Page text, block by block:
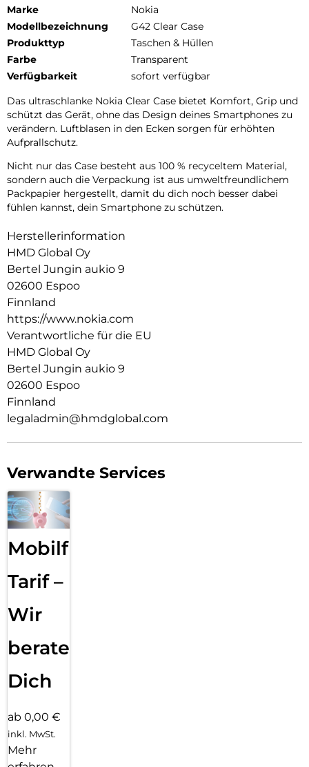
Marke
Nokia
Modellbezeichnung
G42 Clear Case
Produkttyp
Taschen & Hüllen
Farbe
Transparent
Verfügbarkeit
sofort verfügbar
Das ultraschlanke Nokia Clear Case bietet Komfort, Grip und
schützt das Gerät, ohne das Design deines Smartphones zu
verändern. Luftblasen in den Ecken sorgen für erhöhten
Aufprallschutz.
Nicht nur das Case besteht aus 100 % recyceltem Material,
sondern auch die Verpackung ist aus umweltfreundlichem
Packpapier hergestellt, damit du dich noch besser dabei
fühlen kannst, dein Smartphone zu schützen.
Herstellerinformation
HMD Global Oy
Bertel Jungin aukio 9
02600 Espoo
Finnland
https://www.nokia.com
Verantwortliche für die EU
HMD Global Oy
Bertel Jungin aukio 9
02600 Espoo
Finnland
legaladmin@hmdglobal.com
Verwandte Services
Mobilfunk
Tarif –
Wir
beraten
Dich
ab 0,00 €
inkl. MwSt.
Mehr